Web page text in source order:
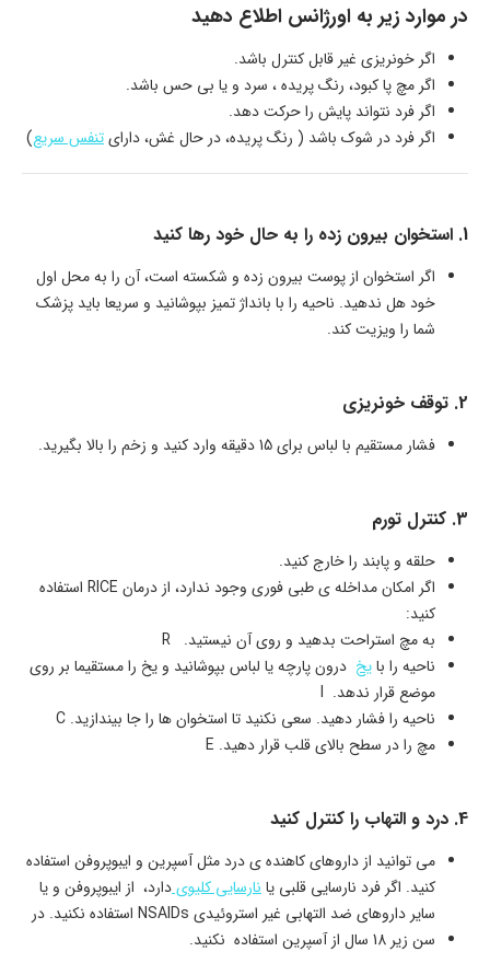
در موارد زیر به اورژانس اطلاع دهید
اگر خونریزی غیر قابل کنترل باشد.
اگر مچ پا کبود، رنگ پریده ، سرد و یا بی حس باشد.
اگر فرد نتواند پایش را حرکت دهد.
اگر فرد در شوک باشد ( رنگ پریده، در حال غش، دارایتنفس سریع)
1. استخوان بیرون زده را به حال خود رها کنید
اگر استخوان از پوست بیرون زده و شکسته است، آن را به محل اول
خود هل ندهید. ناحیه را با بانداژ تمیز بپوشانید و سریعا باید پزشک
شما را ویزیت کند.
2. توقف خونریزی
فشار مستقیم با لباس برای 15 دقیقه وارد کنید و زخم را بالا بگیرید.
3. کنترل تورم
حلقه و پابند را خارج کنید.
اگر امکان مداخله ی طبی فوری وجود ندارد، از درمان RICE استفاده
کنید:
به مچ استراحت بدهید و روی آن نیستید. R
ناحیه را بایخ درون پارچه یا لباس بپوشانید و یخ را مستقیما بر روی
موضع قرار ندهد. I
ناحیه را فشار دهید. سعی نکنید تا استخوان ها را جا بیندازید. C
مچ را در سطح بالای قلب قرار دهید. E
4. درد و التهاب را کنترل کنید
می توانید از داروهای کاهنده ی درد مثل آسپرین و ایبوپروفن استفاده
کنید. اگر فرد نارسایی قلبی یانارسایی کلیویدارد، از ایبوپروفن و یا
سایر داروهای ضد التهابی غیر استروئیدی NSAIDs استفاده نکنید. در
سن زیر 18 سال از آسپرین استفاده نکنید.